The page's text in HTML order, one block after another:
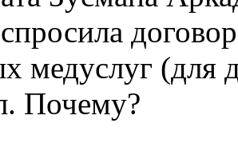
медуслуг (для
Почему?